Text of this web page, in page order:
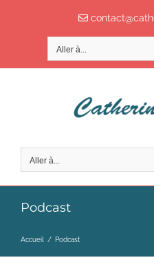
Aller à...
Aller à...
Podcast
Accueil / Podcast